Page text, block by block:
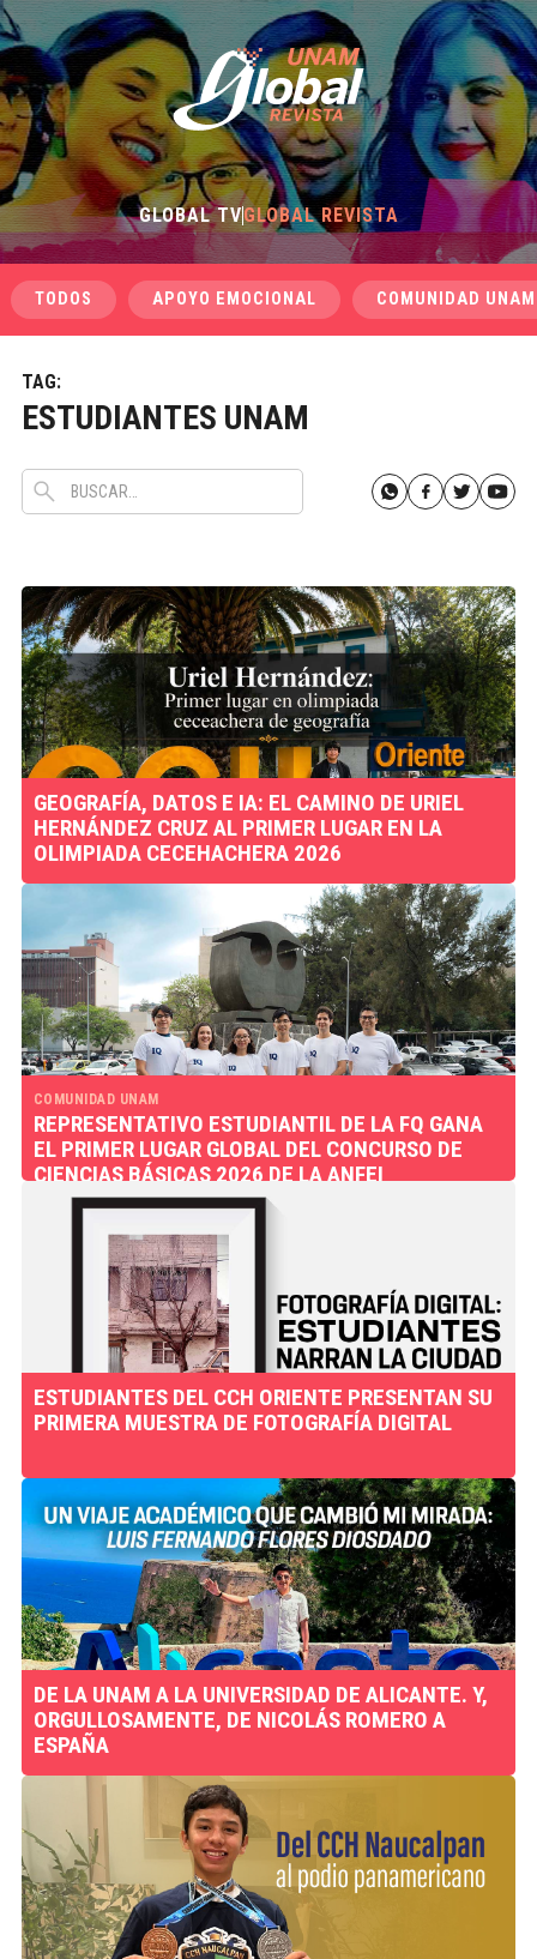
GLOBAL TVGLOBAL REVISTA
TODOS APOYO EMOCIONAL COMUNIDAD UNAM
TAG:
ESTUDIANTES UNAM
GEOGRAFÍA, DATOS E IA: EL CAMINO DE URIEL
HERNÁNDEZ CRUZ AL PRIMER LUGAR EN LA
OLIMPIADA CECEHACHERA 2026
COMUNIDAD UNAM
REPRESENTATIVO ESTUDIANTIL DE LA FQ GANA
EL PRIMER LUGAR GLOBAL DEL CONCURSO DE
CIENCIAS BÁSICAS 2026 DE LA ANFEI
ESTUDIANTES DEL CCH ORIENTE PRESENTAN SU
PRIMERA MUESTRA DE FOTOGRAFÍA DIGITAL
DE LA UNAM A LA UNIVERSIDAD DE ALICANTE. Y,
ORGULLOSAMENTE, DE NICOLÁS ROMERO A
ESPAÑA